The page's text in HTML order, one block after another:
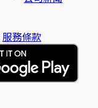
服務條款